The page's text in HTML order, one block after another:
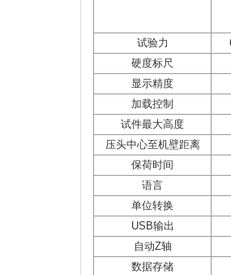
试验力
硬度标尺
显示精度
加载控制
试件最大高度
压头中心至机壁距离
保荷时间
语言
单位转换
USB输出
自动Z轴
数据存储